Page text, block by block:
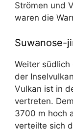
Strömen und
waren die
Suwanose-
Weiter
der
Vulkan ist in
vertreten.
3700 m hoch
verteilte sich